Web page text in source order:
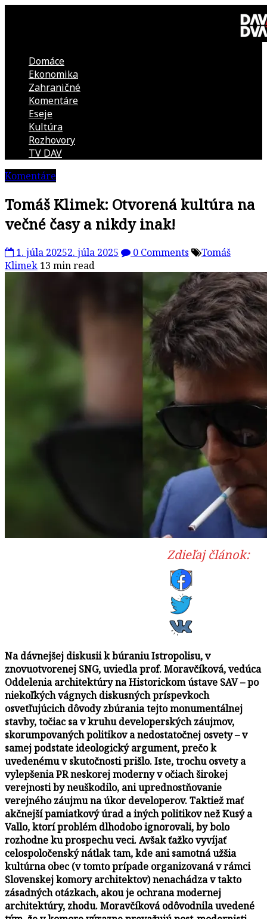
DAV
DVA
kultúrno-
politická
revue
Domáce
Ekonomika
Zahraničné
Komentáre
Eseje
Kultúra
Rozhovory
TV DAV
Komentáre
Tomáš Klimek: Otvorená kultúra na
večné časy a nikdy inak!
1. júla 20252. júla 2025 0 Comments
Tomáš
Klimek 13 min read
Zdieľaj článok:
Na dávnejšej diskusii k búraniu Istropolisu, v
znovuotvorenej SNG, uviedla prof. Moravčíková, vedúca
Oddelenia architektúry na Historickom ústave SAV – po
niekoľkých vágnych diskusných príspevkoch
osvetľujúcich dôvody zbúrania tejto monumentálnej
stavby, točiac sa v kruhu developerských záujmov,
skorumpovaných politikov a nedostatočnej osvety – v
samej podstate ideologický argument, prečo k
uvedenému v skutočnosti prišlo.Iste, trochu osvety a
vylepšenia PR neskorej moderny v očiach širokej
verejnosti by neuškodilo, ani uprednostňovanie
verejného záujmu na úkor developerov. Taktiež mať
akčnejší pamiatkový úrad a iných politikov než Kusý a
Vallo, ktorí problém dlhodobo ignorovali, by bolo
rozhodne ku prospechu veci.Avšak ťažko vyvíjať
celospoločenský nátlak tam, kde ani samotná užšia
kultúrna obec (v tomto prípade organizovaná v rámci
Slovenskej komory architektov) nenachádza v takto
zásadných otázkach, akou je ochrana modernej
architektúry, zhodu. Moravčíková odôvodnila uvedené